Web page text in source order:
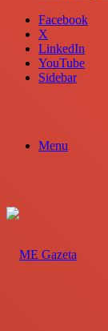
Facebook
X
LinkedIn
YouTube
Sidebar
Menu